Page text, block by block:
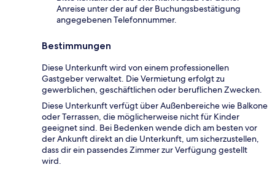
Anreise unter der auf der Buchungsbestätigung
angegebenen Telefonnummer.
Bestimmungen
Diese Unterkunft wird von einem professionellen
Gastgeber verwaltet. Die Vermietung erfolgt zu
gewerblichen, geschäftlichen oder beruflichen Zwecken.
Diese Unterkunft verfügt über Außenbereiche wie Balkone
oder Terrassen, die möglicherweise nicht für Kinder
geeignet sind. Bei Bedenken wende dich am besten vor
der Ankunft direkt an die Unterkunft, um sicherzustellen,
dass dir ein passendes Zimmer zur Verfügung gestellt
wird.